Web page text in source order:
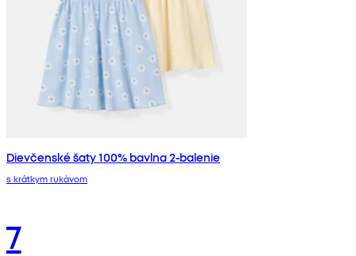
Dievčenské šaty 100% bavlna 2-balenie
s krátkym rukávom
7